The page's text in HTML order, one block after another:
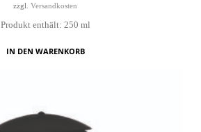
zzgl. Versandkosten
Produkt enthält: 250 ml
IN DEN WARENKORB